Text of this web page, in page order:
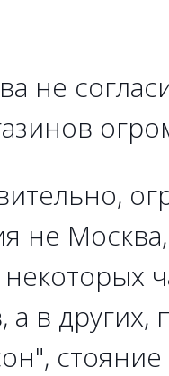
не
не
а в